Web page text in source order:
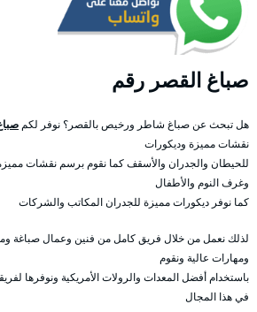
صباغ القصر رقم
هل تبحث عن صباغ شاطر ورخيص بالقصر؟ نوفر لكم
نقشات مميزة وديكورات
للحيطان والجدران والأسقف كما نقوم برسم نقشات
وغرف النوم والأطفال
كما نوفر ديكورات مميزة للجدران المكاتب والشركات
لذلك نعمل من خلال فريق كامل من فنين وعمال صباغة
ومهارات عالية ونقوم
باستخدام أفضل المعدات والرولات الأمريكية ونوفرها
في هذا المجال